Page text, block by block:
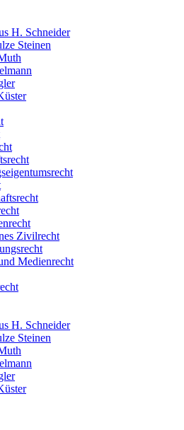
H. Schneider
Steinen
Zivilrecht
Medienrecht
H. Schneider
Steinen